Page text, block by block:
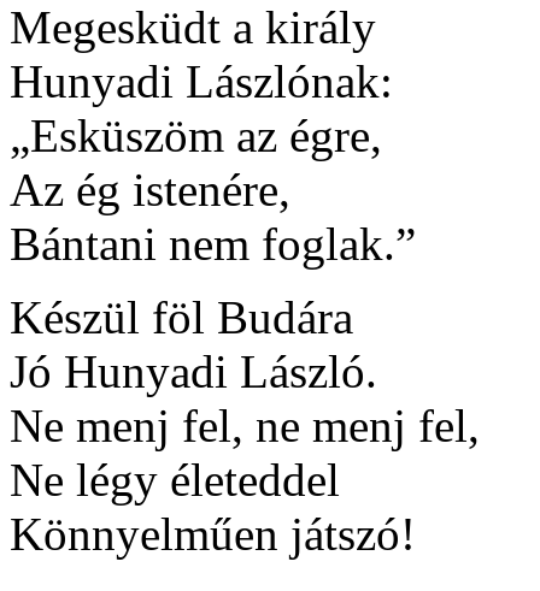
Megesküdt a király
Hunyadi Lászlónak:
„Esküszöm az égre,
Az ég istenére,
Bántani nem foglak.”
Készül föl Budára
Jó Hunyadi László.
Ne menj fel, ne menj fel,
Ne légy életeddel
Könnyelműen játszó!